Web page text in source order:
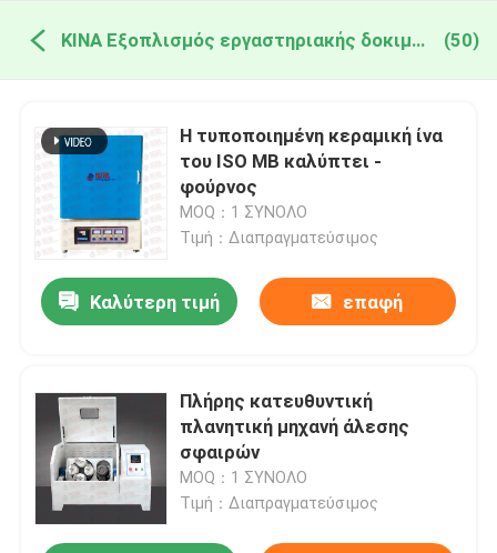
ΚΙΝΑ Εξοπλισμός εργαστηριακής δοκιμής (50)
Η τυποποιημένη κεραμική ίνα
του ISO ΜΒ καλύπτει -
φούρνος
MOQ：1 ΣΥΝΟΛΟ
Τιμή：Διαπραγματεύσιμος
Καλύτερη τιμή επαφή
Πλήρης κατευθυντική
πλανητική μηχανή άλεσης
σφαιρών
MOQ：1 ΣΥΝΟΛΟ
Τιμή：Διαπραγματεύσιμος